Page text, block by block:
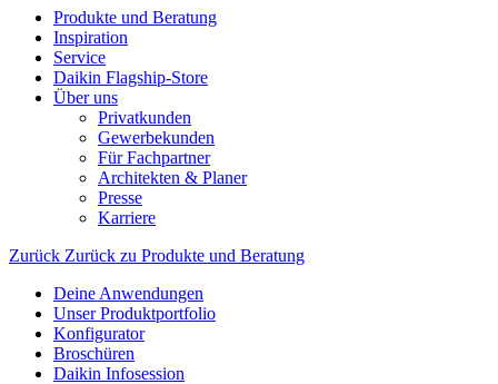
Produkte und Beratung
Inspiration
Service
Daikin Flagship-Store
Über uns
Privatkunden
Gewerbekunden
Für Fachpartner
Architekten & Planer
Presse
Karriere
Zurück Zurück zu Produkte und Beratung
Deine Anwendungen
Unser Produktportfolio
Konfigurator
Broschüren
Daikin Infosession